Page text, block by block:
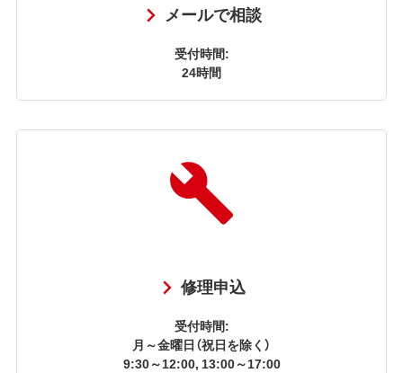
メールで相談
受付時間:
24時間
修理申込
受付時間:
月～金曜日（祝日を除く）
9:30～12:00, 13:00～17:00